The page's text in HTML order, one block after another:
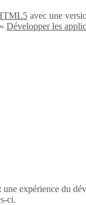
avec une
Développer les
expérience du
ci.